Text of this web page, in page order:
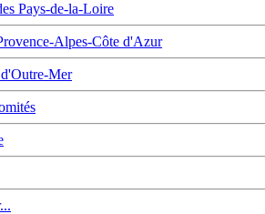
Pays-de-la-Loire
Alpes-Côte d'Azur
Mer